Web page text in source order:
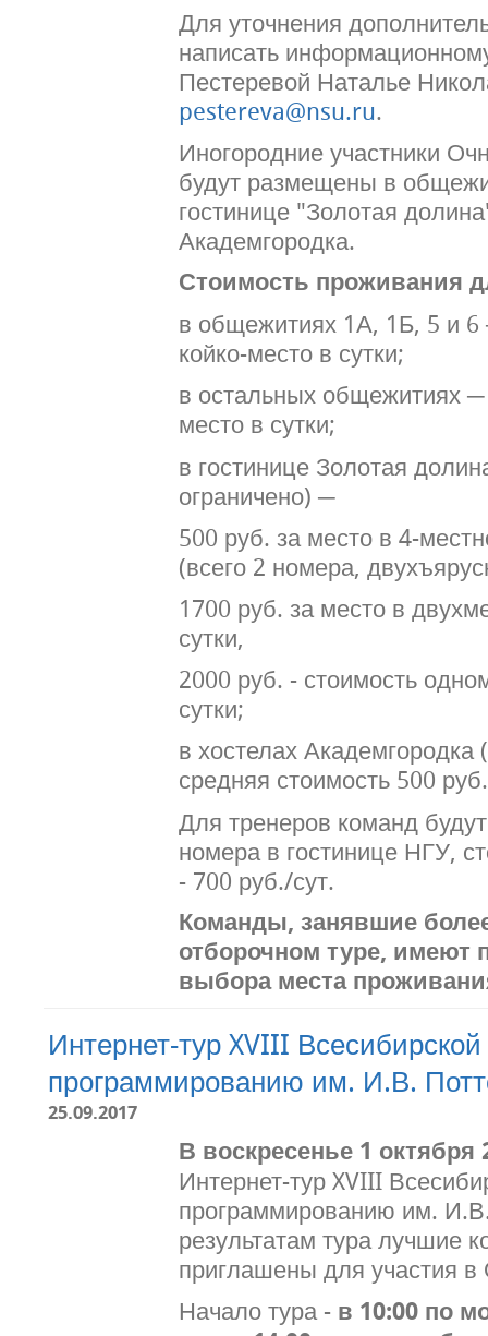
Для уточнения
написать
Пестеревой Наталье
pestereva@nsu.ru.
Иногородние участники
будут размещены в
гостинице "Золотая
Академгородка.
Стоимость проживания
в общежитиях 1А, 1Б, 5 и 6
койко-место в сутки;
в остальных общежитиях ─
место в сутки;
в гостинице Золотая
ограничено) ─
500 руб. за место в 4-
(всего 2 номера,
1700 руб. за место в
сутки,
2000 руб. - стоимость
сутки;
в хостелах
средняя стоимость 500 руб.
Для тренеров команд
номера в гостинице НГУ,
- 700 руб./сут.
Команды, занявшие
отборочном туре, имеют
выбора места
Интернет-тур XVIII
программированию им. И.В.
25.09.2017
В воскресенье 1 октября
Интернет-тур XVIII
программированию им.
результатам тура лучшие
приглашены для участия в
Начало тура - в 10:00 по